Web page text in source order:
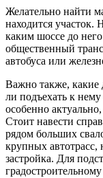
Желательно найти
находится участок.
каким шоссе до
общественный
автобуса или
Важно также, какие
ли подъехать к
особенно
Стоит навести
рядом больших
крупных автотрасс,
застройка. Для